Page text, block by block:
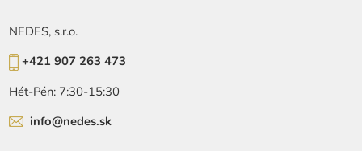
NEDES, s.r.o.
+421 907 263 473
Hét-Pén: 7:30-15:30
info@nedes.sk